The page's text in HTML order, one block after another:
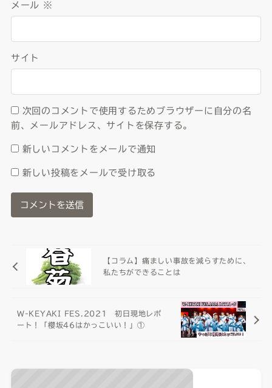
メール ※
サイト
次回のコメントで使用するためブラウザーに自分の名
前、メールアドレス、サイトを保存する。
新しいコメントをメールで通知
新しい投稿をメールで受け取る
【コラム】痛ましい事故を減らすために、
私たちができることは
W-KEYAKI FES.2021 初日現地レポ
ート！「櫻坂46はかっこいい！」①